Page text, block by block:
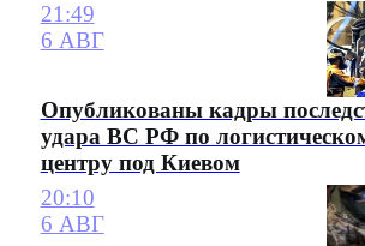
21:49
6 АВГ
Опубликованы кадры
удара ВС РФ по
центру под Киевом
20:10
6 АВГ